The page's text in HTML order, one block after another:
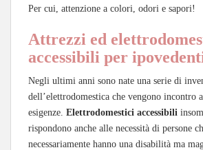
Per cui, attenzione a colori, odori e sapori!
Attrezzi ed
accessibili per
Negli ultimi anni sono nate una serie di
dell’elettrodomestica che vengono incontro
esigenze. Elettrodomestici accessibili
rispondono anche alle necessità di persone
necessariamente hanno una disabilità ma